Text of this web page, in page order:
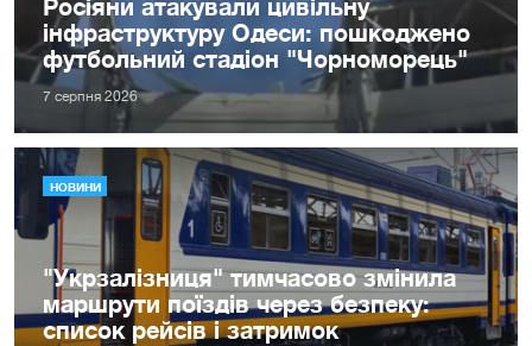
Росіяни атакували цивільну
інфраструктуру Одеси: пошкоджено
футбольний стадіон "Чорноморець"
7 серпня 2026
НОВИНИ
"Укрзалізниця" тимчасово змінила
маршрути поїздів через безпеку:
список рейсів і затримок